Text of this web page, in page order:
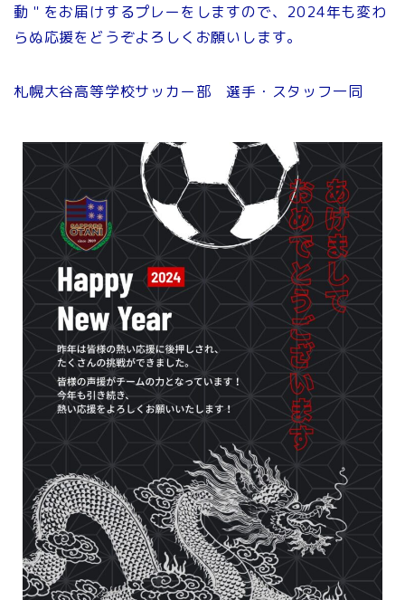
動＂をお届けするプレーをしますので、2024年も変わ
らぬ応援をどうぞよろしくお願いします。
札幌大谷高等学校サッカー部 選手・スタッフ一同